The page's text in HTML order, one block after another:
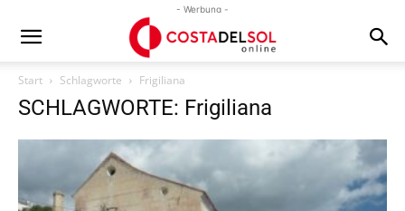
- Werbung -
Start Schlagworte Frigiliana
SCHLAGWORTE: Frigiliana